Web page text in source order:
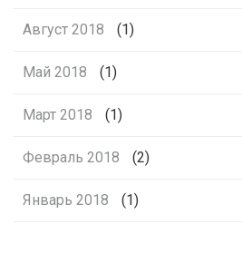
Август 2018 (1)
Май 2018 (1)
Март 2018 (1)
Февраль 2018 (2)
Январь 2018 (1)